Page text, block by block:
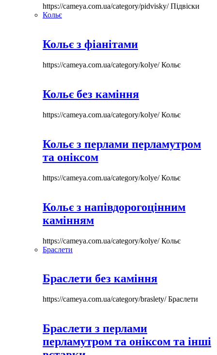
https://cameya.com.ua/category/pidvisky/Підвіски
Кольє
Кольє з фіанітами
https://cameya.com.ua/category/kolye/Кольє
Кольє без каміння
https://cameya.com.ua/category/kolye/Кольє
Кольє з перлами перламутром
та оніксом
https://cameya.com.ua/category/kolye/Кольє
Кольє з напівдорогоцінним
камінням
https://cameya.com.ua/category/kolye/Кольє
Браслети
Браслети без каміння
https://cameya.com.ua/category/braslety/Браслети
Браслети з перлами
перламутром та оніксом та інші